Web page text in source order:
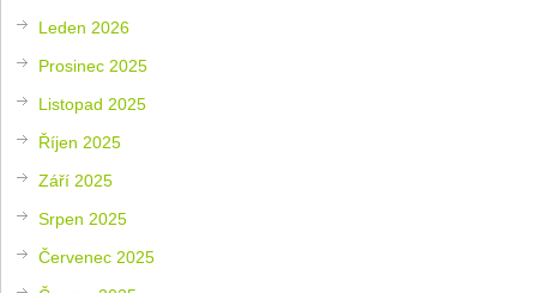
Leden 2026
Prosinec 2025
Listopad 2025
Říjen 2025
Září 2025
Srpen 2025
Červenec 2025